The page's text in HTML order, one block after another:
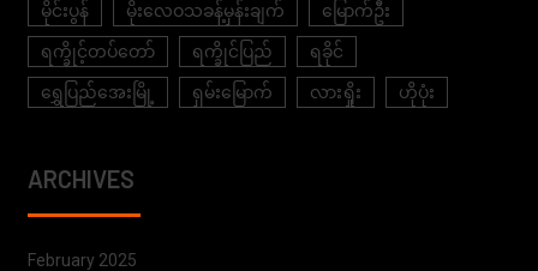
မိုင်းပွန် မိုးလေဝသခန့်မှန်းချက် မြောက်ဦး
ရက္ခိုင့်တပ်တော် ရက္ခိုင်ပြည် ရခိုင်
ရွှေပြည်အေးမြို့ ရှမ်းမြောက် လားရှိုး ဟိုပုံး
ARCHIVES
February 2025